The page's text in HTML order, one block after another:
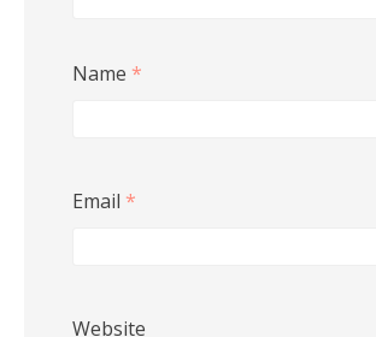
Name *
Email *
Website